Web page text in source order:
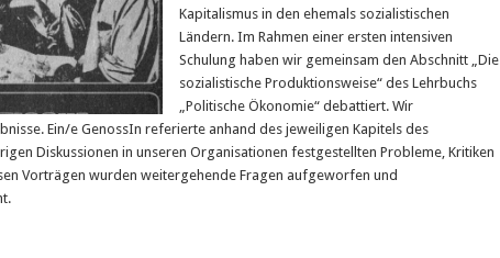
Kapitalismus in den ehemals sozialistischen
Ländern. Im Rahmen einer ersten intensiven
Schulung haben wir gemeinsam den Abschnitt „Die
sozialistische Produktionsweise“ des Lehrbuchs
„Politische Ökonomie“ debattiert. Wir
Ein/e GenossIn referierte anhand des jeweiligen Kapitels des
Diskussionen in unseren Organisationen festgestellten Probleme, Kritiken
Vorträgen wurden weitergehende Fragen aufgeworfen und